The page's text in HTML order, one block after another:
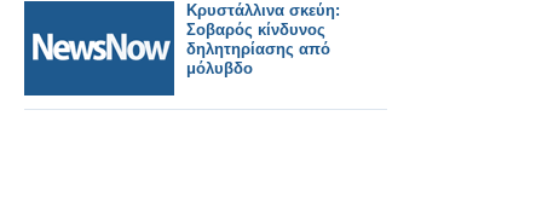
Κρυστάλλινα σκεύη:
Σοβαρός κίνδυνος
δηλητηρίασης από
μόλυβδο